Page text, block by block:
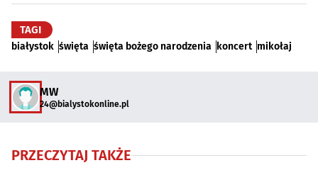
TAGI
białystok święta święta bożego narodzenia koncert mikołaj
MW
24@bialystokonline.pl
PRZECZYTAJ TAKŻE